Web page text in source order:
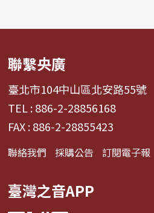
聯繫央廣
臺北市104中山區北安路55號
TEL : 886-2-28856168
FAX : 886-2-28855423
聯絡我們 採購公告 訂閱電子報
臺灣之音APP